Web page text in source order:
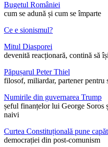
Bugetul României
cum se adună și cum se împarte
Ce e sionismul?
Mitul Diasporei
devenită reacționară, contină să
Păpușarul Peter Thiel
filosof, miliardar, partener pentru
Numirile din guvernarea Trump
șeful finanțelor lui George Soros
naivi
Curtea Constituțională pune capăt
democrației din post-comunism